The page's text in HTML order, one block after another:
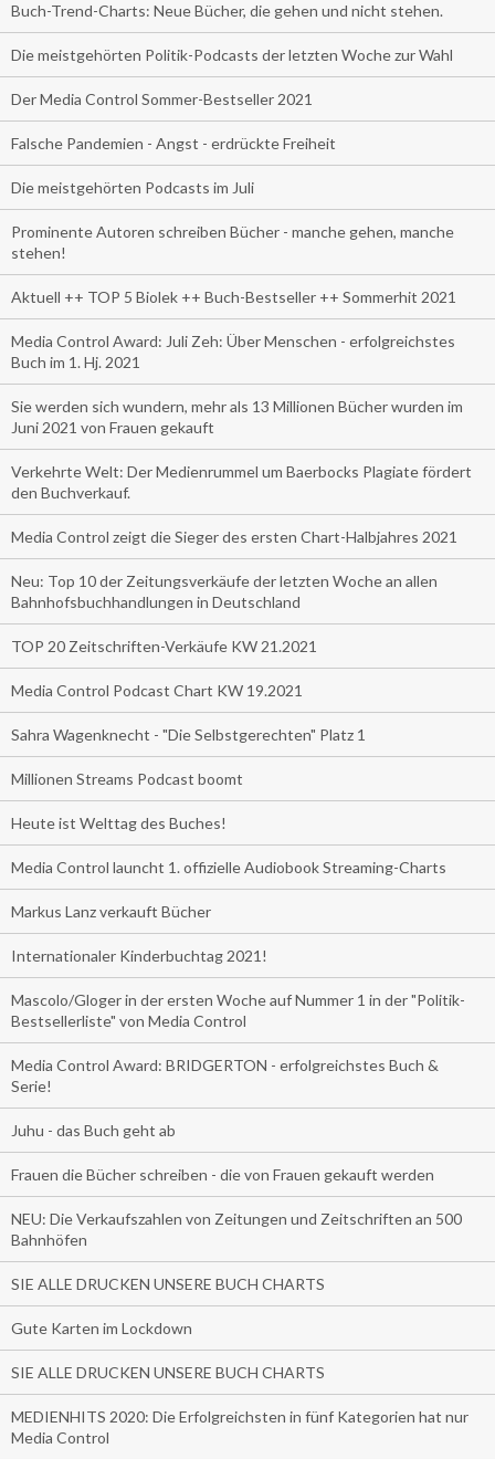
Buch-Trend-Charts: Neue Bücher, die gehen und nicht stehen.
Die meistgehörten Politik-Podcasts der letzten Woche zur Wahl
Der Media Control Sommer-Bestseller 2021
Falsche Pandemien - Angst - erdrückte Freiheit
Die meistgehörten Podcasts im Juli
Prominente Autoren schreiben Bücher - manche gehen, manche
stehen!
Aktuell ++ TOP 5 Biolek ++ Buch-Bestseller ++ Sommerhit 2021
Media Control Award: Juli Zeh: Über Menschen - erfolgreichstes
Buch im 1. Hj. 2021
Sie werden sich wundern, mehr als 13 Millionen Bücher wurden im
Juni 2021 von Frauen gekauft
Verkehrte Welt: Der Medienrummel um Baerbocks Plagiate fördert
den Buchverkauf.
Media Control zeigt die Sieger des ersten Chart-Halbjahres 2021
Neu: Top 10 der Zeitungsverkäufe der letzten Woche an allen
Bahnhofsbuchhandlungen in Deutschland
TOP 20 Zeitschriften-Verkäufe KW 21.2021
Media Control Podcast Chart KW 19.2021
Sahra Wagenknecht - "Die Selbstgerechten" Platz 1
Millionen Streams Podcast boomt
Heute ist Welttag des Buches!
Media Control launcht 1. offizielle Audiobook Streaming-Charts
Markus Lanz verkauft Bücher
Internationaler Kinderbuchtag 2021!
Mascolo/Gloger in der ersten Woche auf Nummer 1 in der "Politik-
Bestsellerliste" von Media Control
Media Control Award: BRIDGERTON - erfolgreichstes Buch &
Serie!
Juhu - das Buch geht ab
Frauen die Bücher schreiben - die von Frauen gekauft werden
NEU: Die Verkaufszahlen von Zeitungen und Zeitschriften an 500
Bahnhöfen
SIE ALLE DRUCKEN UNSERE BUCH CHARTS
Gute Karten im Lockdown
SIE ALLE DRUCKEN UNSERE BUCH CHARTS
MEDIENHITS 2020: Die Erfolgreichsten in fünf Kategorien hat nur
Media Control